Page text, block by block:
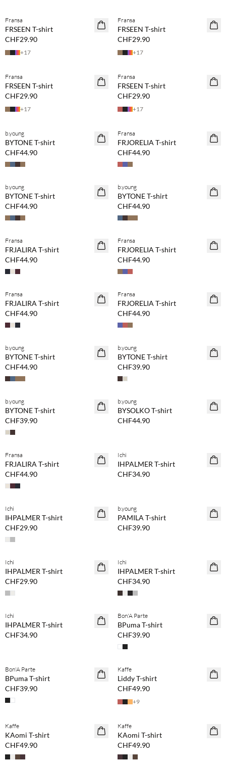
NEUHEITEN
Fransa
FRSEEN T-shirt
CHF29.90
+17
NEUHEITEN
Fransa
FRSEEN T-shirt
CHF29.90
+17
NEUHEITEN
Fransa
FRSEEN T-shirt
CHF29.90
+17
NEUHEITEN
Fransa
FRSEEN T-shirt
CHF29.90
+17
NEUHEITEN
b.young
BYTONE T-shirt
CHF44.90
NEUHEITEN
Fransa
FRJORELIA T-shirt
CHF44.90
NEUHEITEN
b.young
BYTONE T-shirt
CHF44.90
NEUHEITEN
b.young
BYTONE T-shirt
CHF44.90
NEUHEITEN
Fransa
FRJALIRA T-shirt
CHF44.90
NEUHEITEN
Fransa
FRJORELIA T-shirt
CHF44.90
NEUHEITEN
Fransa
FRJALIRA T-shirt
CHF44.90
NEUHEITEN
Fransa
FRJORELIA T-shirt
CHF44.90
NEUHEITEN
b.young
BYTONE T-shirt
CHF44.90
NEUHEITEN
b.young
BYTONE T-shirt
CHF39.90
NEUHEITEN
b.young
BYTONE T-shirt
CHF39.90
NEUHEITEN
b.young
BYSOLKO T-shirt
CHF44.90
NEUHEITEN
Fransa
FRJALIRA T-shirt
CHF44.90
NEUHEITEN
Ichi
IHPALMER T-shirt
CHF34.90
NEUHEITEN
Ichi
IHPALMER T-shirt
CHF29.90
NEUHEITEN
b.young
PAMILA T-shirt
CHF39.90
NEUHEITEN
Ichi
IHPALMER T-shirt
CHF29.90
NEUHEITEN
Ichi
IHPALMER T-shirt
CHF34.90
NEUHEITEN
Ichi
IHPALMER T-shirt
CHF34.90
NEUHEITEN
Bon'A Parte
BPuma T-shirt
CHF39.90
NEUHEITEN
Bon'A Parte
BPuma T-shirt
CHF39.90
NEUHEITEN
Kaffe
Liddy T-shirt
CHF49.90
+9
NEUHEITEN
Kaffe
KAomi T-shirt
CHF49.90
NEUHEITEN
Kaffe
KAomi T-shirt
CHF49.90